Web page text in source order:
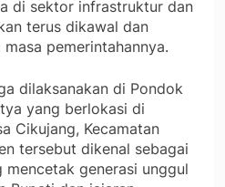
di sektor infrastruktur dan
terus dikawal dan
pemerintahannya.
dilaksanakan di Pondok
yang berlokasi di
Cikujang, Kecamatan
tersebut dikenal sebagai
generasi unggul